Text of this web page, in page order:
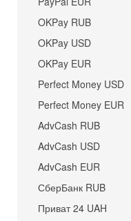
OKPay RUB
OKPay USD
OKPay EUR
Perfect Money USD
Perfect Money EUR
AdvCash RUB
AdvCash USD
AdvCash EUR
СберБанк RUB
Приват 24 UAH